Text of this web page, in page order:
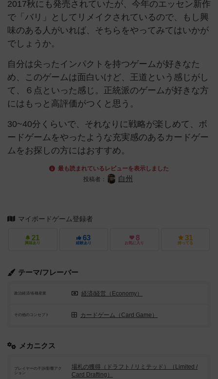
2017秋にも発売されていたが、今年のエッセン新作
で「バリ」としてリメイクされているので、もし興
味のある人がいれば、そちらをやってみてはいかが
でしょうか。
自分は尖ったインパクトを持つゲームが好きなた
め、このゲームは面白いけど、王道という感じがし
て、６点といった感じ。正統派のゲームが好きな方
にはもっと高評価がつくと思う。
30~40分くらいで、それなりに戦略が楽しめて、ボ
ードゲームをやったような充実感のあるカードゲー
ムをお探しの方にはおすすめ。
最も読まれているレビューを表示しました
投稿者：
白州
マイボードゲーム登録者
21
興味あり
63
経験あり
8
お気に入り
31
持ってる
テーマ/フレーバー
政治経済/各種産業 経済/経営（Economy）
その他のコンセプト カードゲーム（Card Game）
メカニクス
プレイヤーの干渉/影響アク
ション
場札の獲得（ドラフト / リミテッド）（Limited /
Card Drafting）